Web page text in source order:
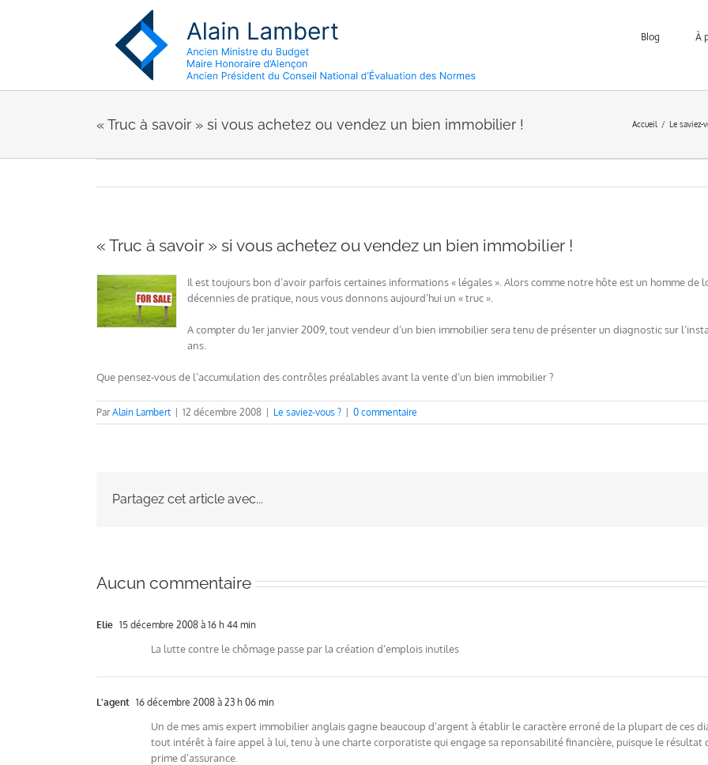
Blog À
« Truc à savoir » si vous achetez ou vendez un bien immobilier ! Accueil Le saviez-
« Truc à savoir » si vous achetez ou vendez un bien immobilier !
Il est toujours bon d’avoir parfois certaines informations « légales ». Alors comme notre hôte est un homme
décennies de pratique, nous vous donnons aujourd’hui un « truc ».
A compter du 1er janvier 2009, tout vendeur d’un bien immobilier sera tenu de présenter un diagnostic sur
ans.
Que pensez-vous de l’accumulation des contrôles préalables avant la vente d’un bien immobilier ?
ParAlain Lambert 12 décembre 2008 Le saviez-vous ? 0 commentaire
Partagez cet article avec...
Aucun commentaire
Elie 15 décembre 2008 à 16 h 44 min
La lutte contre le chômage passe par la création d’emplois inutiles
L'agent 16 décembre 2008 à 23 h 06 min
Un de mes amis expert immobilier anglais gagne beaucoup d’argent à établir le caractère erroné de la plupart de ces
tout intérêt à faire appel à lui, tenu à une charte corporatiste qui engage sa reponsabilité financière, puisque le
prime d’assurance.